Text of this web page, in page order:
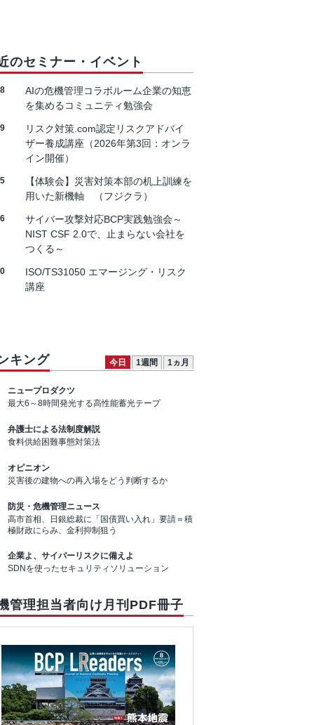
のセミナー・イベント
AIの危機管理コラボルーム企業の知恵
を集めるコミュニティ勉強会
リスク対策.com認定リスクアドバイ
ザー養成講座（2026年第3回：オンラ
イン開催）
【体験会】災害対策本部の机上訓練を
用いた新機軸 （フジクラ）
サイバー攻撃対応BCP実践勉強会～
NIST CSF 2.0で、止まらない会社を
つくる～
ISO/TS31050 エマージング・リスク
講座
キング 今日 1週間 1ヵ月
ニュープロダクツ
最大6～8時間発光する高性能蓄光テープ
弁護士による法制度解説
食料供給困難事態対策法
オピニオン
災害後の建物への再入場をどう判断するか
防災・危機管理ニュース
高市首相、日銀総裁に「国債買い入れ」要請＝積
極財政にらみ、金利抑制狙う
企業よ、サイバーリスクに備えよ
SDNを使ったセキュリティソリューション
管理担当者向け月刊PDF冊子